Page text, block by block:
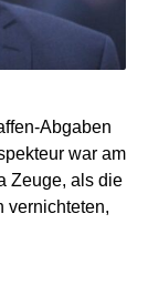
Abgaben
war am
Zeuge, als die
vernichteten,